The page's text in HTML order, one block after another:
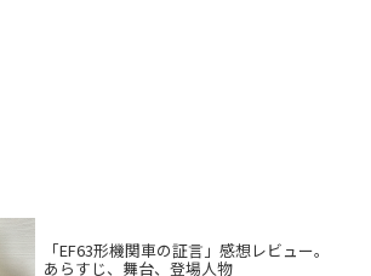
「EF63形機関車の証言」感想レビュー。
あらすじ、舞台、登場人物